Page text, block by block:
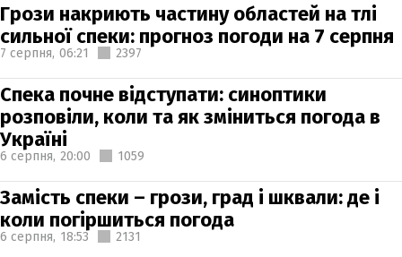
Грози накриють частину областей на тлі
сильної спеки: прогноз погоди на 7 серпня
7 серпня, 06:21 2397
Спека почне відступати: синоптики
розповіли, коли та як зміниться погода в
Україні
6 серпня, 20:00 1059
Замість спеки – грози, град і шквали: де і
коли погіршиться погода
6 серпня, 18:53 2131